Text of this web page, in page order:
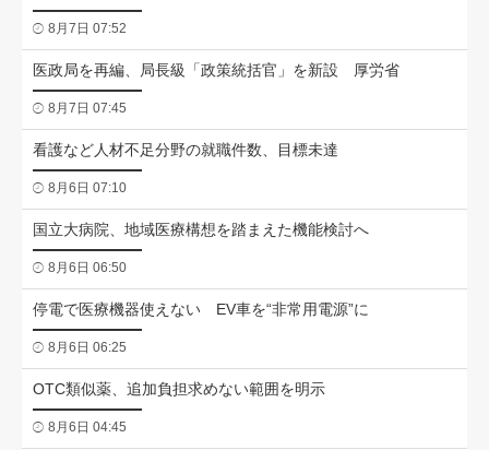
8月7日 07:52
医政局を再編、局長級「政策統括官」を新設 厚労省
8月7日 07:45
看護など人材不足分野の就職件数、目標未達
8月6日 07:10
国立大病院、地域医療構想を踏まえた機能検討へ
8月6日 06:50
停電で医療機器使えない EV車を“非常用電源”に
8月6日 06:25
OTC類似薬、追加負担求めない範囲を明示
8月6日 04:45